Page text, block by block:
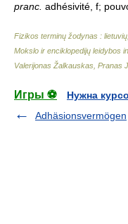
pranc. adhésivité, f;
Fizikos terminų žodynas :
Mokslo ir enciklopedijų leidybos
Valerijonas Žalkauskas, Pranas
Игры ⚽
Нужна
Adhäsionsvermögen